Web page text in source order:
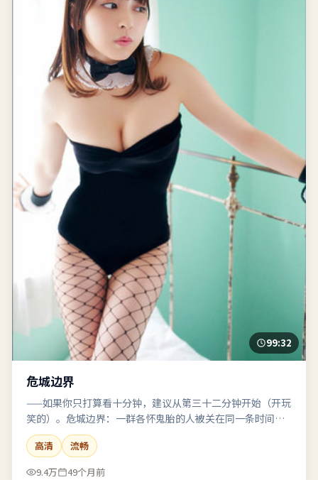
99:32
危城边界
——如果你只打算看十分钟，建议从第三十二分钟开始（开玩
笑的）。危城边界：一群各怀鬼胎的人被关在同一条时间线
里，谁先发疯谁输。
高清
流畅
9.4万
49个月前